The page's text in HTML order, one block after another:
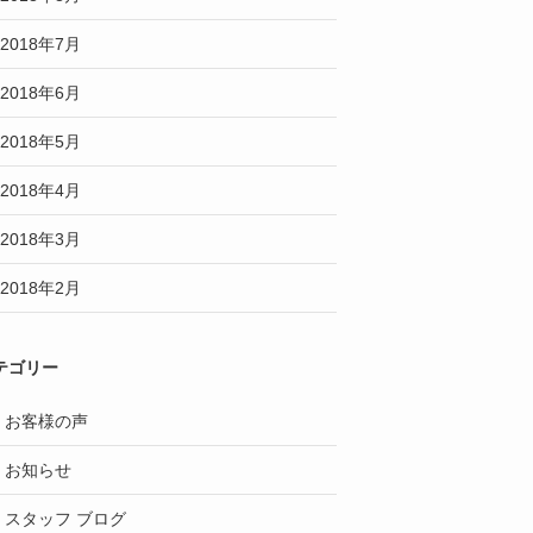
2018年7月
2018年6月
2018年5月
2018年4月
2018年3月
2018年2月
ゴリー
お客様の声
お知らせ
スタッフ ブログ